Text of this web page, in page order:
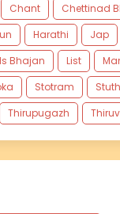
Chant
Chettinad
Harathi Jap
Bhajan List
Stotram
Thirupugazh